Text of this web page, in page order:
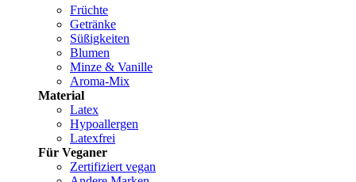
Früchte
Getränke
Süßigkeiten
Blumen
Minze & Vanille
Aroma-Mix
Material
Latex
Hypoallergen
Latexfrei
Für Veganer
Zertifiziert vegan